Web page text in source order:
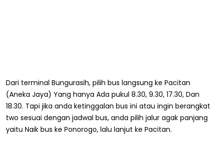
Dari terminal Bungurasih, pilih bus langsung ke Pacitan
(Aneka Jaya) Yang hanya Ada pukul 8.30, 9.30, 17.30, Dan
18.30. Tapi jika anda ketinggalan bus ini atau ingin berangkat
two sesuai dengan jadwal bus, anda pilih jalur agak panjang
yaitu Naik bus ke Ponorogo, lalu lanjut ke Pacitan.